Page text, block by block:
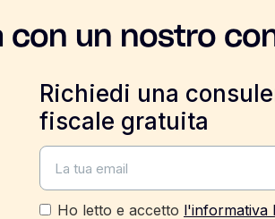
con un nostro
Richiedi una
fiscale gratuita
Ho letto e accetto l'informativa